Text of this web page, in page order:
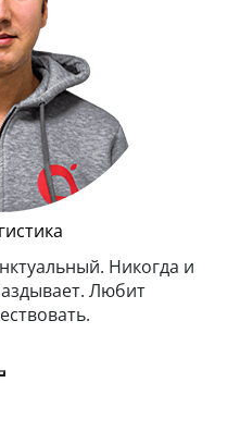
Никогда и
Любит